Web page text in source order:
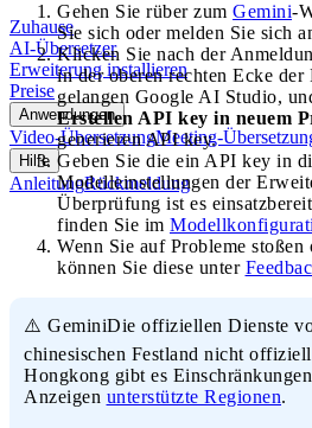
Zuhause
AI-Übersetzer
Erweiterung installieren
Preise
Anwendungen
Video-ÜbersetzungMeeting-
Hilfe
AnleitungRückmeldung
Gehen Sie rüber zum Gemini-
Sie sich oder melden Sie sich
Klicken Sie nach der
in der oberen rechten Ecke
gelangen Google AI Studio,
Erstellen API key in neuem
generieren API key.
Geben Sie die ein API key in
Modelleinstellungen der
Überprüfung ist es
finden Sie im
Wenn Sie auf Probleme stoßen
können Sie diese unter
⚠️ GeminiDie offiziellen Dienste
chinesischen Festland nicht
Hongkong gibt es
Anzeigen unterstützte Regionen.